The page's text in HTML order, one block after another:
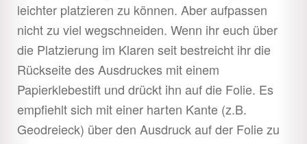
leichter platzieren zu können. Aber aufpassen
nicht zu viel wegschneiden. Wenn ihr euch über
die Platzierung im Klaren seit bestreicht ihr die
Rückseite des Ausdruckes mit einem
Papierklebestift und drückt ihn auf die Folie. Es
empfiehlt sich mit einer harten Kante (z.B.
Geodreieck) über den Ausdruck auf der Folie zu